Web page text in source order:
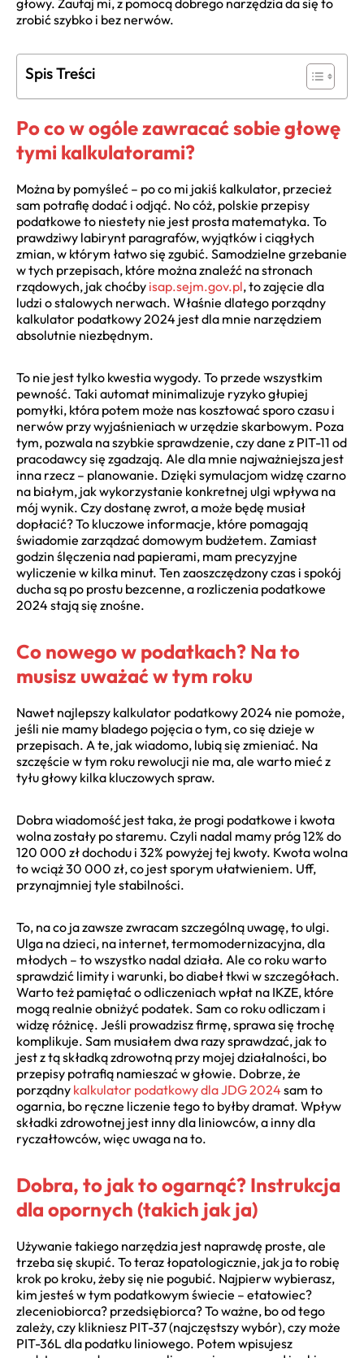
głowy. Zaufaj mi, z pomocą dobrego narzędzia da się to
zrobić szybko i bez nerwów.
Spis Treści
Po co w ogóle zawracać sobie głowę
tymi kalkulatorami?
Można by pomyśleć – po co mi jakiś kalkulator, przecież
sam potrafię dodać i odjąć. No cóż, polskie przepisy
podatkowe to niestety nie jest prosta matematyka. To
prawdziwy labirynt paragrafów, wyjątków i ciągłych
zmian, w którym łatwo się zgubić. Samodzielne grzebanie
w tych przepisach, które można znaleźć na stronach
rządowych, jak choćby isap.sejm.gov.pl, to zajęcie dla
ludzi o stalowych nerwach. Właśnie dlatego porządny
kalkulator podatkowy 2024 jest dla mnie narzędziem
absolutnie niezbędnym.
To nie jest tylko kwestia wygody. To przede wszystkim
pewność. Taki automat minimalizuje ryzyko głupiej
pomyłki, która potem może nas kosztować sporo czasu i
nerwów przy wyjaśnieniach w urzędzie skarbowym. Poza
tym, pozwala na szybkie sprawdzenie, czy dane z PIT-11 od
pracodawcy się zgadzają. Ale dla mnie najważniejsza jest
inna rzecz – planowanie. Dzięki symulacjom widzę czarno
na białym, jak wykorzystanie konkretnej ulgi wpływa na
mój wynik. Czy dostanę zwrot, a może będę musiał
dopłacić? To kluczowe informacje, które pomagają
świadomie zarządzać domowym budżetem. Zamiast
godzin ślęczenia nad papierami, mam precyzyjne
wyliczenie w kilka minut. Ten zaoszczędzony czas i spokój
ducha są po prostu bezcenne, a rozliczenia podatkowe
2024 stają się znośne.
Co nowego w podatkach? Na to
musisz uważać w tym roku
Nawet najlepszy kalkulator podatkowy 2024 nie pomoże,
jeśli nie mamy bladego pojęcia o tym, co się dzieje w
przepisach. A te, jak wiadomo, lubią się zmieniać. Na
szczęście w tym roku rewolucji nie ma, ale warto mieć z
tyłu głowy kilka kluczowych spraw.
Dobra wiadomość jest taka, że progi podatkowe i kwota
wolna zostały po staremu. Czyli nadal mamy próg 12% do
120 000 zł dochodu i 32% powyżej tej kwoty. Kwota wolna
to wciąż 30 000 zł, co jest sporym ułatwieniem. Uff,
przynajmniej tyle stabilności.
To, na co ja zawsze zwracam szczególną uwagę, to ulgi.
Ulga na dzieci, na internet, termomodernizacyjna, dla
młodych – to wszystko nadal działa. Ale co roku warto
sprawdzić limity i warunki, bo diabeł tkwi w szczegółach.
Warto też pamiętać o odliczeniach wpłat na IKZE, które
mogą realnie obniżyć podatek. Sam co roku odliczam i
widzę różnicę. Jeśli prowadzisz firmę, sprawa się trochę
komplikuje. Sam musiałem dwa razy sprawdzać, jak to
jest z tą składką zdrowotną przy mojej działalności, bo
przepisy potrafią namieszać w głowie. Dobrze, że
porządny kalkulator podatkowy dla JDG 2024 sam to
ogarnia, bo ręczne liczenie tego to byłby dramat. Wpływ
składki zdrowotnej jest inny dla liniowców, a inny dla
ryczałtowców, więc uwaga na to.
Dobra, to jak to ogarnąć? Instrukcja
dla opornych (takich jak ja)
Używanie takiego narzędzia jest naprawdę proste, ale
trzeba się skupić. To teraz łopatologicznie, jak ja to robię
krok po kroku, żeby się nie pogubić. Najpierw wybierasz,
kim jesteś w tym podatkowym świecie – etatowiec?
zleceniobiorca? przedsiębiorca? To ważne, bo od tego
zależy, czy klikniesz PIT-37 (najczęstszy wybór), czy może
PIT-36L dla podatku liniowego. Potem wpisujesz